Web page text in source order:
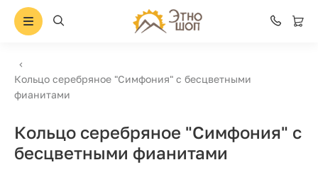
Кольцо серебряное "Симфония" с бесцветными
фианитами
Кольцо серебряное "Симфония" с
бесцветными фианитами